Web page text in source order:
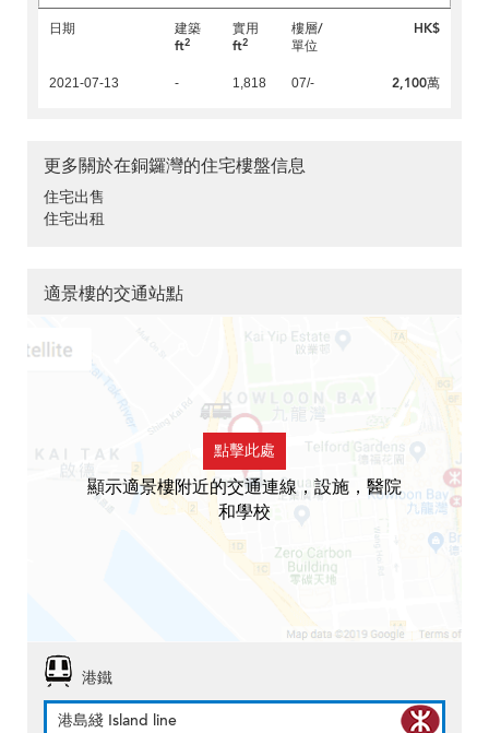
日期
建築
ft2
實用
ft2
樓層/
單位
HK$
2021-07-13 - 1,818 07/- 2,100萬
更多關於在銅鑼灣的住宅樓盤信息
住宅出售
住宅出租
適景樓的交通站點
點擊此處
顯示適景樓附近的交通連線，設施，醫院
和學校
港鐵
港島綫 Island line